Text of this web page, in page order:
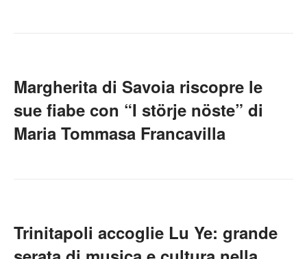
Margherita di Savoia riscopre le
sue fiabe con “I störje nöste” di
Maria Tommasa Francavilla
Trinitapoli accoglie Lu Ye: grande